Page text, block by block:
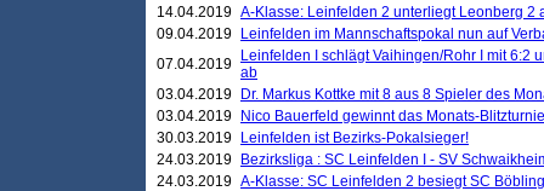
14.04.2019 A-Klasse: Leinfelden 2 unterliegt Leonberg 2
09.04.2019
Leinfelden im Mannschaftspokal nun auf
07.04.2019
Leinfelden I schlägt Vaihingen/Rohr I mit 6:2
ab
03.04.2019
Dr. Markus Kottke mit 8 aus 8 Spieler des
03.04.2019
Nico Bauerfeld gewinnt das Monats-
30.03.2019
Leinfelden ist Bezirks-Pokalsieger!
24.03.2019
Bezirksliga : SC Leinfelden I - SV
24.03.2019 A-Klasse: SC Leinfelden 2 besiegt SC